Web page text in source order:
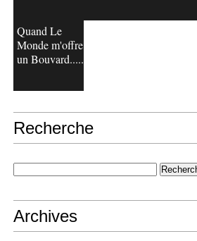
Quand Le
Monde m'offre
un Bouvard.....
Recherche
Archives